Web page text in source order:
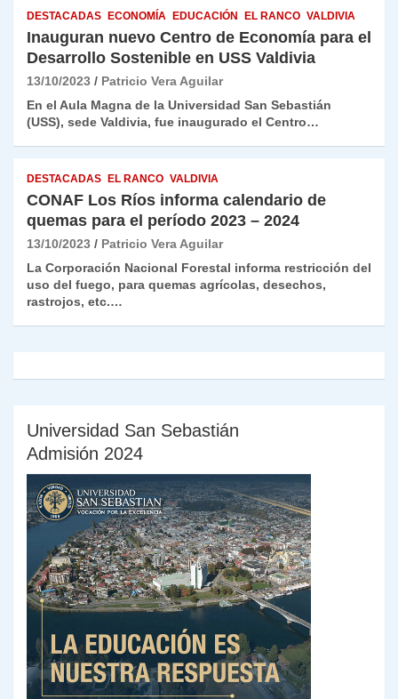
DESTACADAS ECONOMÍA EDUCACIÓN EL RANCO VALDIVIA
Inauguran nuevo Centro de Economía para el
Desarrollo Sostenible en USS Valdivia
13/10/2023
Patricio Vera Aguilar
En el Aula Magna de la Universidad San Sebastián
(USS), sede Valdivia, fue inaugurado el Centro…
DESTACADAS EL RANCO VALDIVIA
CONAF Los Ríos informa calendario de
quemas para el período 2023 – 2024
13/10/2023
Patricio Vera Aguilar
La Corporación Nacional Forestal informa restricción del
uso del fuego, para quemas agrícolas, desechos,
rastrojos, etc.…
Universidad San Sebastián
Admisión 2024